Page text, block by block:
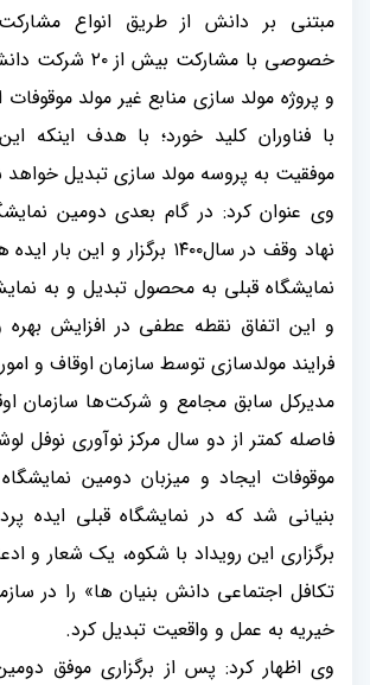
مبتنی بر دانش از طریق انواع
خصوصی با مشارکت بیش از۲۰ شرکت
و پروژه مولد سازی منابع غیر مولد
با فناوران کلید خورد؛ با هدف اینکه
موفقیت به پروسه مولد سازی تبدیل
وی عنوان کرد: در گام بعدی دومین
نهاد وقف در سال۱۴۰۰ برگزار و این بار
نمایشگاه قبلی به محصول تبدیل و به
و این اتفاق نقطه عطفی در افزایش بهره
فرایند مولدسازی توسط سازمان اوقاف و
مدیرکل سابق مجامع و شرکت‌ها سازمان
فاصله کمتر از دو سال مرکز نوآوری نوفل
موقوفات ایجاد و میزبان دومین
بنیانی شد که در نمایشگاه قبلی ایده
برگزاری این رویداد با شکوه، یک شعار و
تکافل اجتماعی دانش بنیان ها» را در
خیریه به عمل و واقعیت تبدیل کرد.
وی اظهار کرد: پس از برگزاری موفق